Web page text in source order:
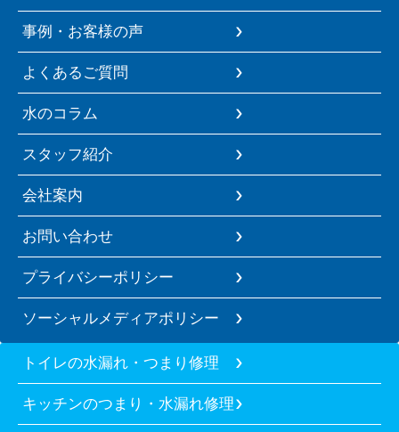
事例・お客様の声
よくあるご質問
水のコラム
スタッフ紹介
会社案内
お問い合わせ
プライバシーポリシー
ソーシャルメディアポリシー
トイレの水漏れ・つまり修理
キッチンのつまり・水漏れ修理